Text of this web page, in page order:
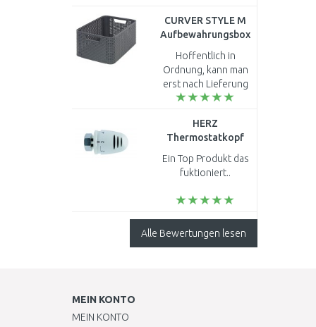
empfehlen. ..
CURVER STYLE M
Aufbewahrungsbox
38,6 x 17 x 28,7 cm
dunkelgrau 03615-
308
Hoffentlich in
Ordnung, kann man
erst nach Lieferung
sagen...
HERZ
Thermostatkopf
"MINI klasic", mit
Anschlussgewinde
M 28 x 1,5 1920030
Ein Top Produkt das
fuktioniert..
Alle Bewertungen lesen
MEIN KONTO
MEIN KONTO